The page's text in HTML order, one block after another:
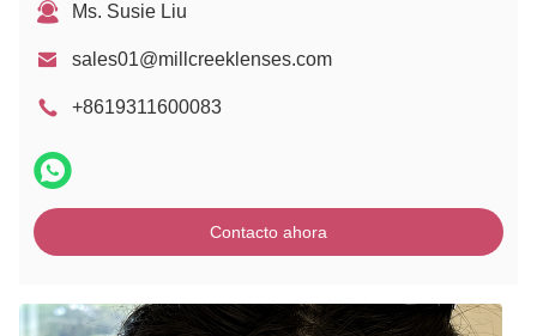
Ms. Susie Liu
sales01@millcreeklenses.com
+8619311600083
Contacto ahora